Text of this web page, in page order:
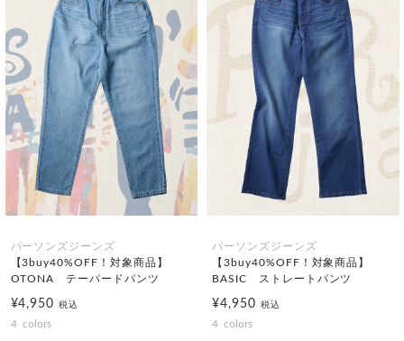
パーソンズジーンズ
【3buy40%OFF！対象商品】
OTONA テーパードパンツ
¥4,950税込
4 colors
パーソンズジーンズ
【3buy40%OFF！対象商品】
BASIC ストレートパンツ
¥4,950 税込
4 colors